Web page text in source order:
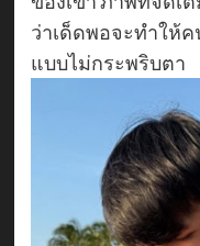
ว่าเด็ดพอจะทำให้
แบบไม่กระพริบตา